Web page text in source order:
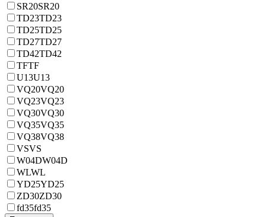
SR20SR20
TD23TD23
TD25TD25
TD27TD27
TD42TD42
TFTF
U13U13
VQ20VQ20
VQ23VQ23
VQ30VQ30
VQ35VQ35
VQ38VQ38
VSVS
W04DW04D
WLWL
YD25YD25
ZD30ZD30
fd35fd35